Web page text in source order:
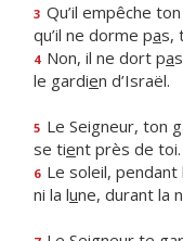
3 Qu’il empêche
qu’il ne dorme pas,
4 Non, il ne dort pa
le gardien d’Israël.
5 Le Seigneur, ton
se tient près de toi.
6 Le soleil,
ni la lune, durant la